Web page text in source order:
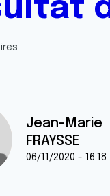
Jean-Marie
FRAYSSE
06/11/2020 - 16:18